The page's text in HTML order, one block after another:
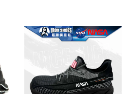
購物流程
隱私保護政策
聯絡我們